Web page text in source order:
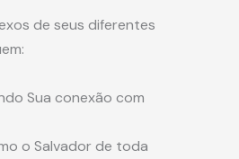
de seus diferentes
Sua conexão com
o Salvador de toda